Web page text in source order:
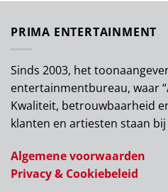
PRIMA ENTERTAINMENT
Sinds 2003, het
entertainmentbureau, waar
Kwaliteit, betrouwbaarheid
klanten en artiesten staan
Algemene voorwaarden
Privacy & Cookiebeleid